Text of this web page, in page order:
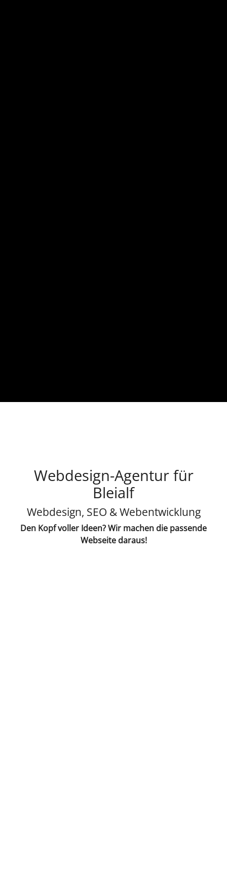
Webdesign-Agentur für
Bleialf
Webdesign, SEO & Webentwicklung
Den Kopf voller Ideen? Wir machen die passende
Webseite daraus!